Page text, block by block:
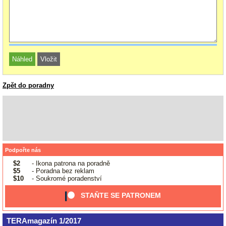
Zpět do poradny
Podpořte nás
$2
- Ikona patrona na poradně
$5
- Poradna bez reklam
$10
- Soukromé poradenství
STAŇTE SE PATRONEM
TERAmagazín 1/2017